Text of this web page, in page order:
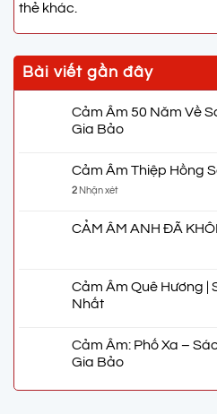
thẻ khác.
Bài viết gần đây
Cảm Âm 50 Năm Về
Gia Bảo
Cảm Âm Thiệp Hồng
2 Nhận xét
CẢM ÂM ANH ĐÃ
Cảm Âm Quê Hương |
Nhất
Cảm Âm: Phố Xa –
Gia Bảo